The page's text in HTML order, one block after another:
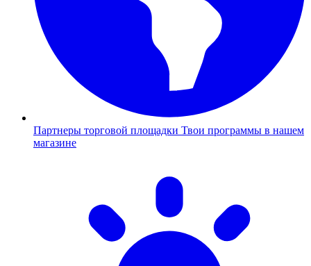
Партнеры торговой площадки Твои программы в нашем
магазине